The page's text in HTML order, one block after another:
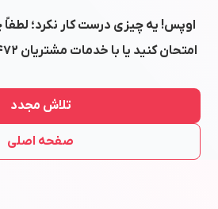
اوپس! یه چیزی درست کار نکرد؛ لطفاً
امتحان کنید یا با خدمات مشتریان
تلاش مجدد
صفحه اصلی